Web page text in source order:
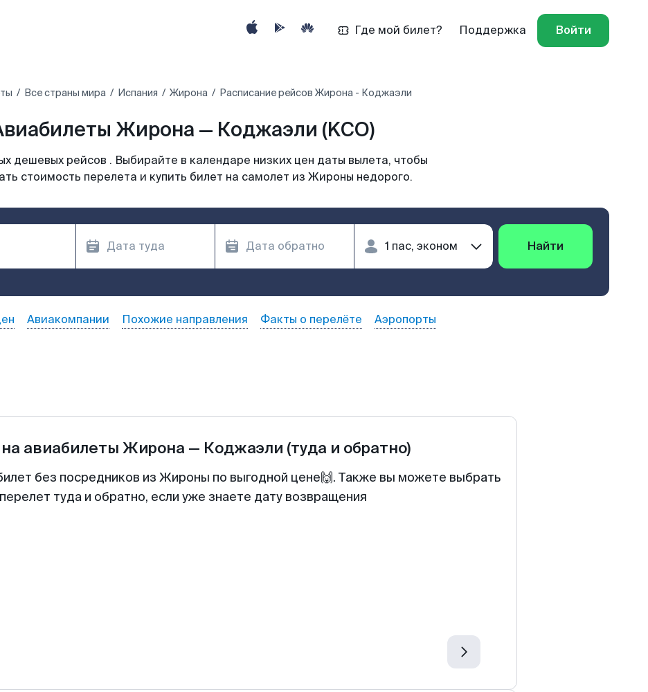
Где мой билет? Поддержка Войти
Все страны мира Испания Жирона Расписание рейсов Жирона - Коджаэли
Жирона — Коджаэли (KCO)
дешевых рейсов . Выбирайте в календаре низких цен даты вылета, чтобы
стоимость перелета и купить билет на самолет из Жироны недорого.
Найти
Авиакомпании Похожие направления Факты о перелёте Аэропорты
авиабилеты Жирона — Коджаэли (туда и обратно)
без посредников из Жироны по выгодной цене🙌. Также вы можете выбрать
перелет туда и обратно, если уже знаете дату возвращения